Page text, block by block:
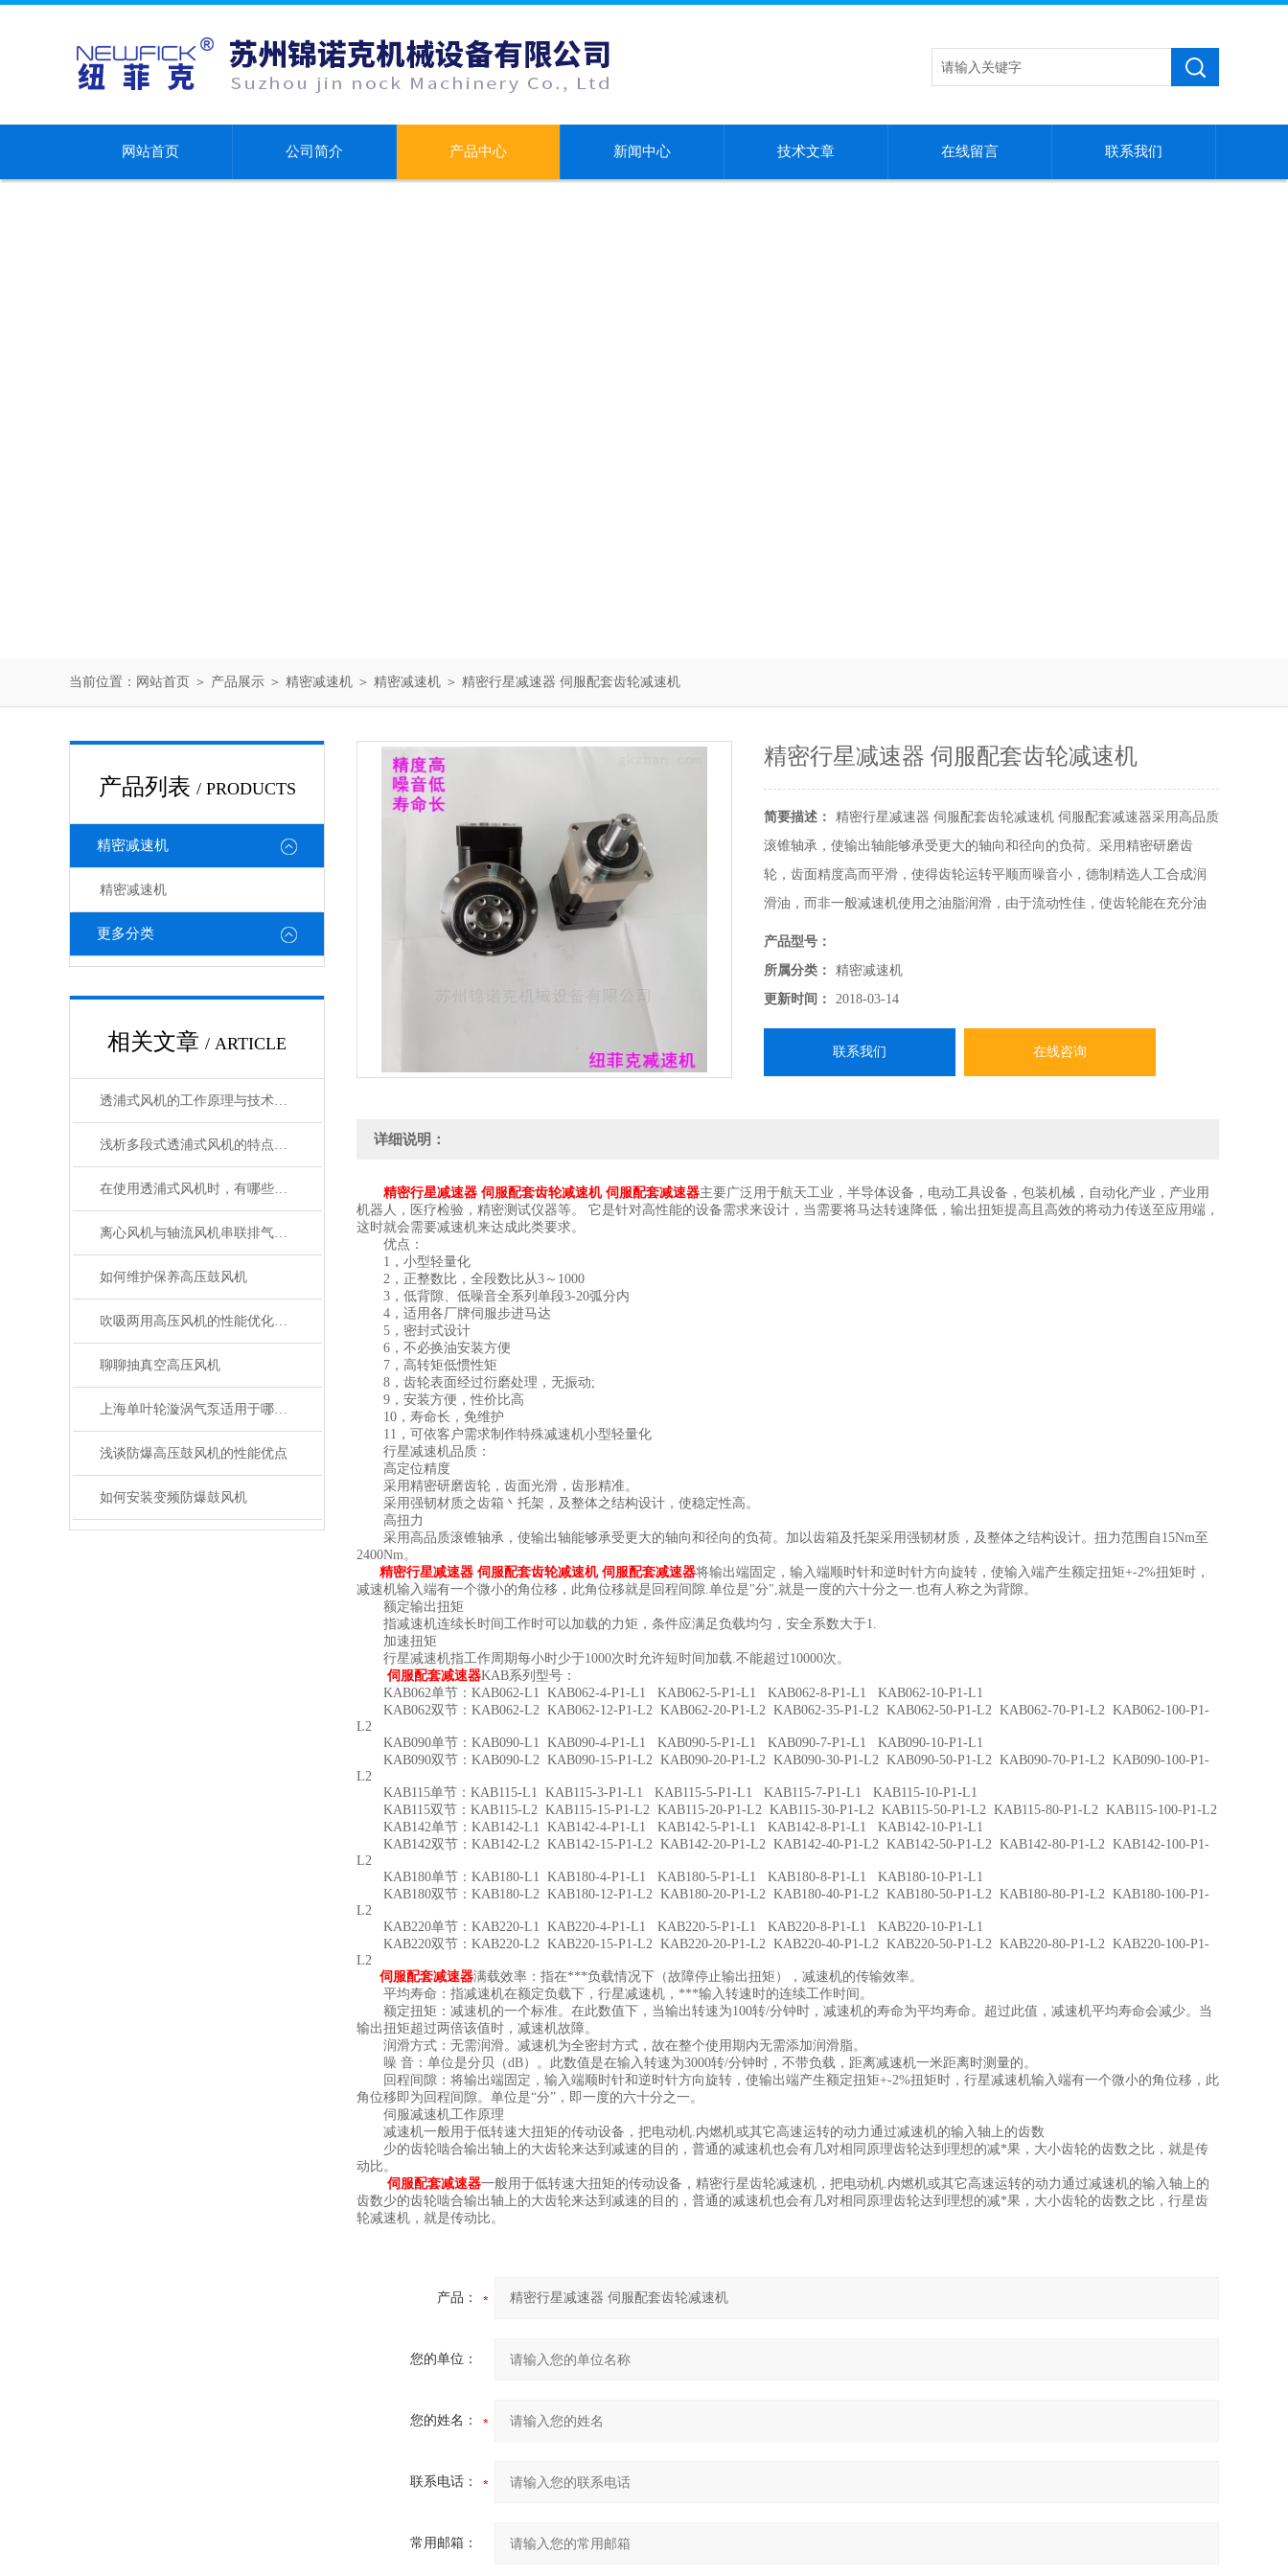
网站首页 公司简介 产品中心 新闻中心 技术文章 在线留言 联系我们
当前位置： 网站首页 ＞ 产品展示 ＞ 精密减速机 ＞ 精密减速机 ＞ 精密行星减速器 伺服配套齿轮减速机
产品列表 / PRODUCTS
精密减速机
精密减速机
更多分类
相关文章 / ARTICLE
透浦式风机的工作原理与技术特点分析
浅析多段式透浦式风机的特点及其日常维护
在使用透浦式风机时，有哪些注意事项
离心风机与轴流风机串联排气特性试验
如何维护保养高压鼓风机
吹吸两用高压风机的性能优化与维护技巧
聊聊抽真空高压风机
上海单叶轮漩涡气泵适用于哪些领域？
浅谈防爆高压鼓风机的性能优点
如何安装变频防爆鼓风机
精密行星减速器 伺服配套齿轮减速机
简要描述：
精密行星减速器 伺服配套齿轮减速机 伺服配套减速器采用高品质
滚锥轴承，使输出轴能够承受更大的轴向和径向的负荷。采用精密研磨齿
轮，齿面精度高而平滑，使得齿轮运转平顺而噪音小，德制精选人工合成润
滑油，而非一般减速机使用之油脂润滑，由于流动性佳，使齿轮能在充分油
膜保护下运转，降低噪音。
产品型号：
所属分类：
精密减速机
更新时间：
2018-03-14
联系我们 在线咨询
详细说明：
精密行星减速器 伺服配套齿轮减速机伺服配套减速器主要广泛用于航天工业，半导体设备，电动工具设备，包装机械，自动化产业，产业用
机器人，医疗检验，精密测试仪器等。 它是针对高性能的设备需求来设计，当需要将马达转速降低，输出扭矩提高且高效的将动力传送至应用端，
这时就会需要减速机来达成此类要求。
优点：
1，小型轻量化
2，正整数比，全段数比从3～1000
3，低背隙、低噪音全系列单段3-20弧分内
4，适用各厂牌伺服步进马达
5，密封式设计
6，不必换油安装方便
7，高转矩低惯性矩
8，齿轮表面经过衍磨处理，无振动;
9，安装方便，性价比高
10，寿命长，免维护
11，可依客户需求制作特殊减速机小型轻量化
行星减速机品质：
高定位精度
采用精密研磨齿轮，齿面光滑，齿形精准。
采用强韧材质之齿箱丶托架，及整体之结构设计，使稳定性高。
高扭力
采用高品质滚锥轴承，使输出轴能够承受更大的轴向和径向的负荷。加以齿箱及托架采用强韧材质，及整体之结构设计。扭力范围自15Nm至
2400Nm。
精密行星减速器 伺服配套齿轮减速机伺服配套减速器将输出端固定，输入端顺时针和逆时针方向旋转，使输入端产生额定扭矩+-2%扭矩时，
减速机输入端有一个微小的角位移，此角位移就是回程间隙.单位是"分",就是一度的六十分之一.也有人称之为背隙。
额定输出扭矩
指减速机连续长时间工作时可以加载的力矩，条件应满足负载均匀，安全系数大于1.
加速扭矩
行星减速机指工作周期每小时少于1000次时允许短时间加载.不能超过10000次。
伺服配套减速器KAB系列型号：
KAB062单节：KAB062-L1 KAB062-4-P1-L1 KAB062-5-P1-L1 KAB062-8-P1-L1 KAB062-10-P1-L1
KAB062双节：KAB062-L2 KAB062-12-P1-L2 KAB062-20-P1-L2 KAB062-35-P1-L2 KAB062-50-P1-L2 KAB062-70-P1-L2 KAB062-100-P1-
L2
KAB090单节：KAB090-L1 KAB090-4-P1-L1 KAB090-5-P1-L1 KAB090-7-P1-L1 KAB090-10-P1-L1
KAB090双节：KAB090-L2 KAB090-15-P1-L2 KAB090-20-P1-L2 KAB090-30-P1-L2 KAB090-50-P1-L2 KAB090-70-P1-L2 KAB090-100-P1-
L2
KAB115单节：KAB115-L1 KAB115-3-P1-L1 KAB115-5-P1-L1 KAB115-7-P1-L1 KAB115-10-P1-L1
KAB115双节：KAB115-L2 KAB115-15-P1-L2 KAB115-20-P1-L2 KAB115-30-P1-L2 KAB115-50-P1-L2 KAB115-80-P1-L2 KAB115-100-P1-L2
KAB142单节：KAB142-L1 KAB142-4-P1-L1 KAB142-5-P1-L1 KAB142-8-P1-L1 KAB142-10-P1-L1
KAB142双节：KAB142-L2 KAB142-15-P1-L2 KAB142-20-P1-L2 KAB142-40-P1-L2 KAB142-50-P1-L2 KAB142-80-P1-L2 KAB142-100-P1-
L2
KAB180单节：KAB180-L1 KAB180-4-P1-L1 KAB180-5-P1-L1 KAB180-8-P1-L1 KAB180-10-P1-L1
KAB180双节：KAB180-L2 KAB180-12-P1-L2 KAB180-20-P1-L2 KAB180-40-P1-L2 KAB180-50-P1-L2 KAB180-80-P1-L2 KAB180-100-P1-
L2
KAB220单节：KAB220-L1 KAB220-4-P1-L1 KAB220-5-P1-L1 KAB220-8-P1-L1 KAB220-10-P1-L1
KAB220双节：KAB220-L2 KAB220-15-P1-L2 KAB220-20-P1-L2 KAB220-40-P1-L2 KAB220-50-P1-L2 KAB220-80-P1-L2 KAB220-100-P1-
L2
伺服配套减速器满载效率：指在***负载情况下（故障停止输出扭矩），减速机的传输效率。
平均寿命：指减速机在额定负载下，行星减速机，***输入转速时的连续工作时间。
额定扭矩：减速机的一个标准。在此数值下，当输出转速为100转/分钟时，减速机的寿命为平均寿命。超过此值，减速机平均寿命会减少。当
输出扭矩超过两倍该值时，减速机故障。
润滑方式：无需润滑。减速机为全密封方式，故在整个使用期内无需添加润滑脂。
噪 音：单位是分贝（dB）。此数值是在输入转速为3000转/分钟时，不带负载，距离减速机一米距离时测量的。
回程间隙：将输出端固定，输入端顺时针和逆时针方向旋转，使输出端产生额定扭矩+-2%扭矩时，行星减速机输入端有一个微小的角位移，此
角位移即为回程间隙。单位是“分”，即一度的六十分之一。
伺服减速机工作原理
减速机一般用于低转速大扭矩的传动设备，把电动机.内燃机或其它高速运转的动力通过减速机的输入轴上的齿数
少的齿轮啮合输出轴上的大齿轮来达到减速的目的，普通的减速机也会有几对相同原理齿轮达到理想的减*果，大小齿轮的齿数之比，就是传
动比。
伺服配套减速器一般用于低转速大扭矩的传动设备，精密行星齿轮减速机，把电动机.内燃机或其它高速运转的动力通过减速机的输入轴上的
齿数少的齿轮啮合输出轴上的大齿轮来达到减速的目的，普通的减速机也会有几对相同原理齿轮达到理想的减*果，大小齿轮的齿数之比，行星齿
轮减速机，就是传动比。
产品：
您的单位：
您的姓名：
联系电话：
常用邮箱：